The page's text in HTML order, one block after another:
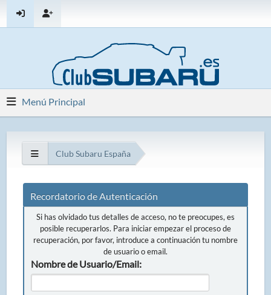
Menú Principal
Club Subaru España
Recordatorio de Autenticación
Si has olvidado tus detalles de acceso, no te preocupes, es
posible recuperarlos. Para iniciar empezar el proceso de
recuperación, por favor, introduce a continuación tu nombre
de usuario o email.
Nombre de Usuario/Email: